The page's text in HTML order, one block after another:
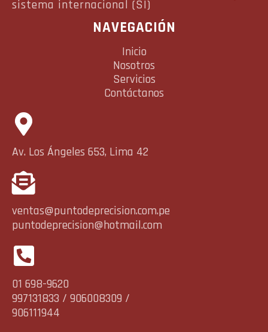
sistema internacional (SI)
NAVEGACIÓN
Inicio
Nosotros
Servicios
Contáctanos
Av. Los Ángeles 653, Lima 42
ventas@puntodeprecision.com.pe
puntodeprecision@hotmail.com
01 698-9620
997131833 / 906008309 /
906111944